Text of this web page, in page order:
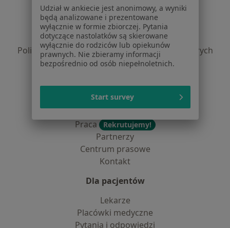
Regulamin
Polityka prywatności pacjentów
Polityka prywatności profesjonalistów
Polityka prywatności dla profesjonalistów, których
dane pozyskaliśmy samodzielnie
Jak działają wyniki wyszukiwania
Dostępność
O nas
Praca
Rekrutujemy!
Partnerzy
Centrum prasowe
Kontakt
Dla pacjentów
Lekarze
Placówki medyczne
Pytania i odpowiedzi
Udział w ankiecie jest anonimowy, a wyniki
będą analizowane i prezentowane
wyłącznie w formie zbiorczej. Pytania
dotyczące nastolatków są skierowane
wyłącznie do rodziców lub opiekunów
prawnych. Nie zbieramy informacji
bezpośrednio od osób niepełnoletnich.
Start survey